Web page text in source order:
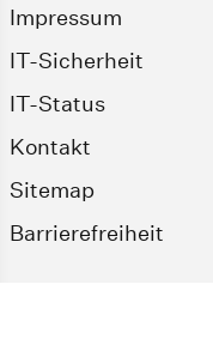
Impressum
IT-Sicherheit
IT-Status
Kontakt
Sitemap
Barrierefreiheit